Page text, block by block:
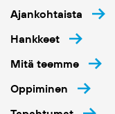
Ajankohtaista
Hankkeet
Mitä teemme
Oppiminen